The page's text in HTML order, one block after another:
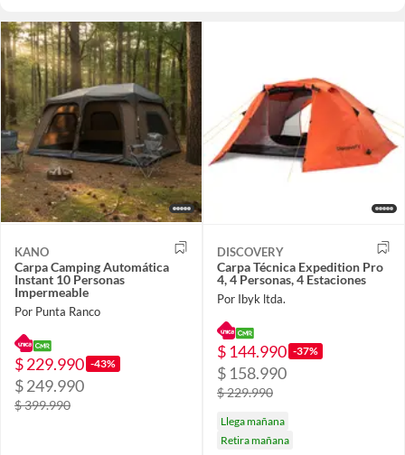
KANO
Carpa Camping Automática
Instant 10 Personas
Impermeable
Por Punta Ranco
$ 229.990 -43%
$ 249.990
$ 399.990
DISCOVERY
Carpa Técnica Expedition Pro
4, 4 Personas, 4 Estaciones
Por Ibyk ltda.
$ 144.990 -37%
$ 158.990
$ 229.990
Llega mañana
Retira mañana